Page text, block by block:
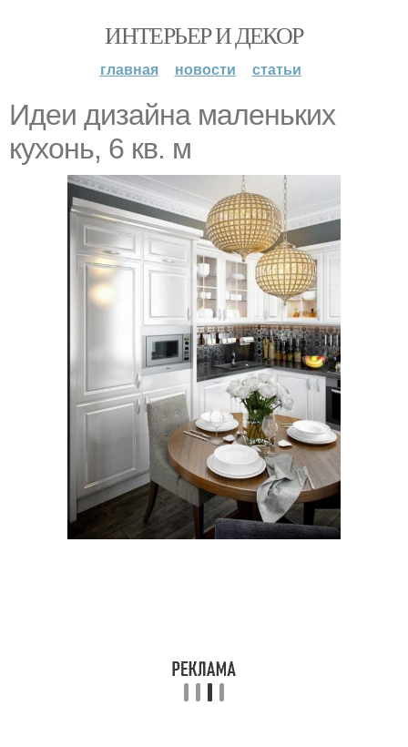
ИНТЕРЬЕР И ДЕКОР
главная новости статьи
Идеи дизайна маленьких
кухонь, 6 кв. м